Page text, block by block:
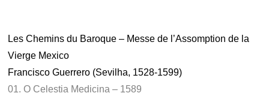
Les Chemins du Baroque – Messe de l’Assomption de la
Vierge Mexico
Francisco Guerrero (Sevilha, 1528-1599)
01. O Celestia Medicina – 1589